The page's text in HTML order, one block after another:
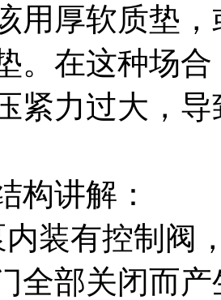
用厚软质垫
。在这种场
紧力过大，
构讲解：
内装有控制阀
全部关闭而